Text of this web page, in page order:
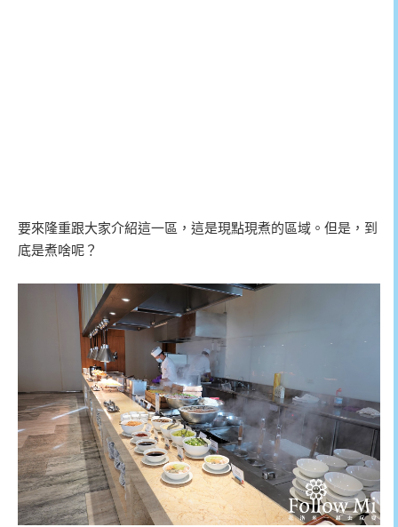
要來隆重跟大家介紹這一區，這是現點現煮的區域。但是，到
底是煮啥呢？